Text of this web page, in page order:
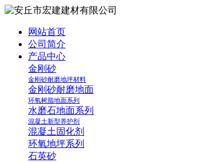
网站首页
公司简介
产品中心
金刚砂
金刚砂耐磨地坪材料
金刚砂耐磨地面
环氧树脂地面系列
水磨石地面系列
混凝土新型养护剂
混凝土固化剂
环氧地坪系列
石英砂